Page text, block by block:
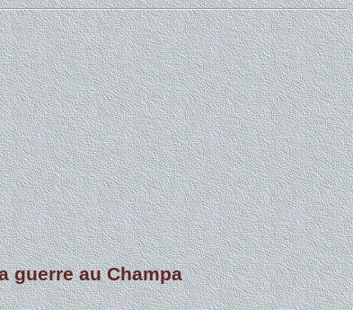
guerre au Champa